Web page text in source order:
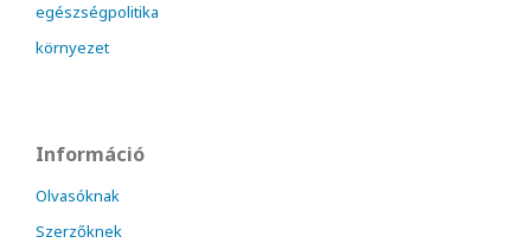
egészségpolitika
környezet
Információ
Olvasóknak
Szerzőknek